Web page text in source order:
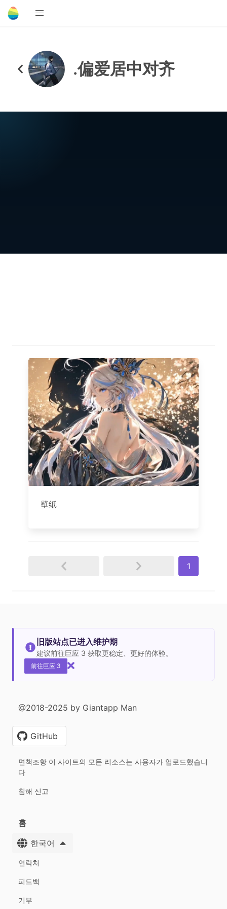
.偏爱居中对齐
壁纸
1
旧版站点已进入维护期
建议前往巨应 3 获取更稳定、更好的体验。
前往巨应 3
@2018-2025 by Giantapp Man
GitHub
면책조항 이 사이트의 모든 리소스는 사용자가 업로드했습니
다
침해 신고
홈
한국어
연락처
피드백
기부